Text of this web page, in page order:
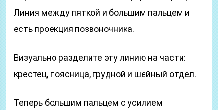
Линия между пяткой и большим пальцем и
есть проекция позвоночника.
Визуально разделите эту линию на части:
крестец, поясница, грудной и шейный отдел.
Теперь большим пальцем с усилием